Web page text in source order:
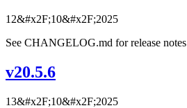
12&#x2F;10&#x2F;2025
See CHANGELOG.md for release notes
v20.5.6
13&#x2F;10&#x2F;2025